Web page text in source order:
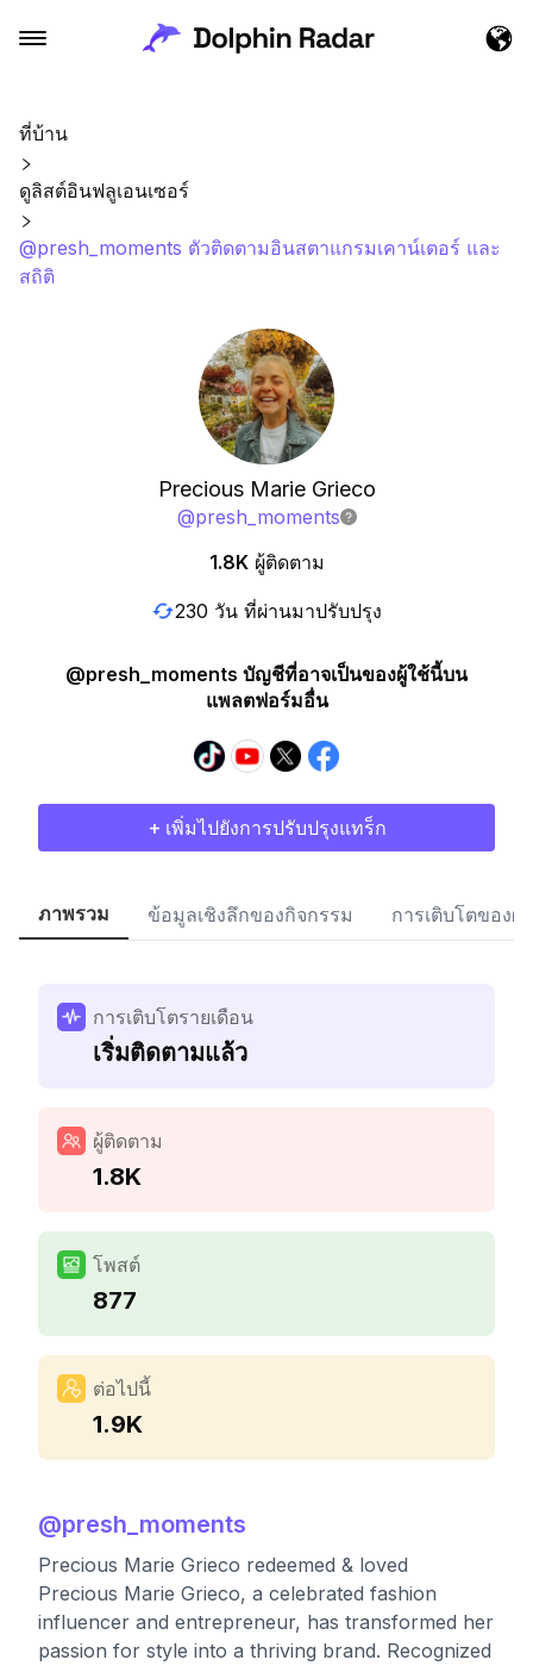
ที่บ้าน
ดูลิสต์อินฟลูเอนเซอร์
@presh_moments ตัวติดตามอินสตาแกรมเคาน์เตอร์ และ
สถิติ
Precious Marie Grieco
@presh_moments
1.8K ผู้ติดตาม
230 วัน ที่ผ่านมาปรับปรุง
@presh_moments บัญชีที่อาจเป็นของผู้ใช้นี้บน
แพลตฟอร์มอื่น
+ เพิ่มไปยังการปรับปรุงแทร็ก
ภาพรวม ข้อมูลเชิงลึกของกิจกรรม การเติบโตของผู้
การเติบโตรายเดือน
เริ่มติดตามแล้ว
ผู้ติดตาม
1.8K
โพสต์
877
ต่อไปนี้
1.9K
@presh_moments
Precious Marie Grieco redeemed & loved
Precious Marie Grieco, a celebrated fashion
influencer and entrepreneur, has transformed her
passion for style into a thriving brand. Recognized